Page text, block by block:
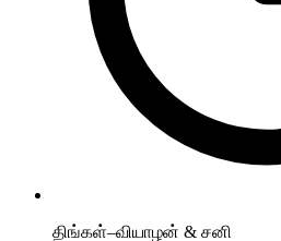
திங்கள்–வியாழன் & சனி